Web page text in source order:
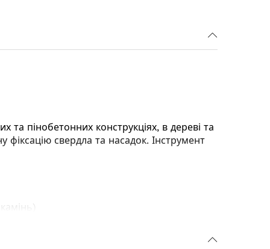
та пінобетонних конструкціях, в дереві та
свердла та насадок. Інструмент